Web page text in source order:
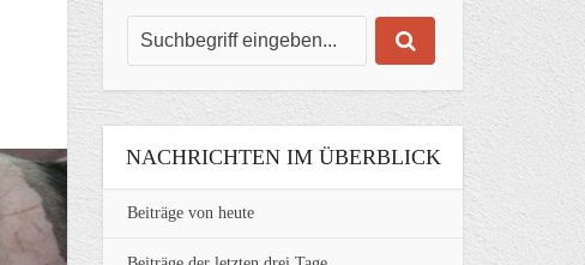
NACHRICHTEN IM ÜBERBLICK
Beiträge von heute